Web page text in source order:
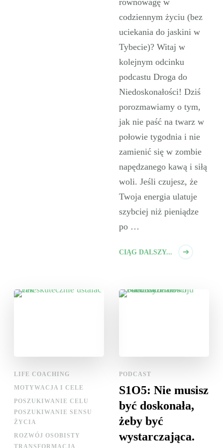
codziennym życiu (bez
uciekania do jaskini w
Tybecie)? Witaj w
kolejnym odcinku
podcastu Droga do
Niedoskonałości! Dziś
porozmawiamy o tym,
jak nie paść na twarz w
połowie tygodnia i nie
zamienić się w zombie
napędzanego kawą i siłą
woli. Jeśli czujesz, że
Twoja energia ulatuje
szybciej niż pieniądze
po …
CIĄG DALSZY...
LIFE COACHING
MOTYWACJA I CELE
POSZUKIWANIE CELU
POSZUKIWANIE SENSU
ŻYCIA
ROZWÓJ OSOBISTY
TRANSFORMACJA
PODCAST
S1O5: Nie musisz
być doskonała,
żeby być
wystarczająca.